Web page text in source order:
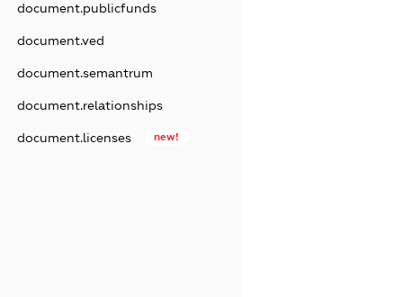
document.publicfunds
document.ved
document.semantrum
document.relationships
document.licenses new!